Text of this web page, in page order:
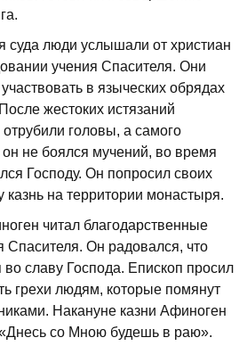
суда люди услышали от христиан
учения Спасителя. Они
в языческих обрядах
жестоких истязаний
головы, а самого
он не боялся мучений, во время
Господу. Он попросил своих
казнь на территории монастыря.
читал благодарственные
Спасителя. Он радовался, что
во славу Господа. Епископ просил
грехи людям, которые помянут
Накануне казни Афиноген
со Мною будешь в раю».